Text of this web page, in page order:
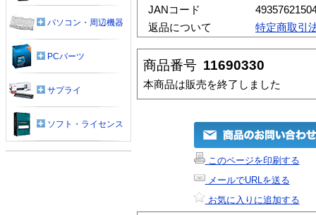
JANコード
返品について
特定商取引
商品番号 11690330
本商品は販売を終了しました
このページを印刷する
メールでURLを送る
お気に入りに追加する
パソコン・周辺機器
PCパーツ
サプライ
ソフト・ライセンス